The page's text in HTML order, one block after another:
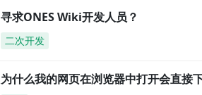
寻求ONES Wiki开发人员？
二次开发
为什么我的网页在浏览器中打开会直接